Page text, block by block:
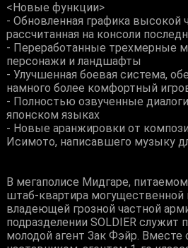
<Новые функции>
- Обновленная графика высокой
рассчитанная на консоли
- Переработанные трехмерные
персонажи и ландшафты
- Улучшенная боевая система,
намного более комфортный
- Полностью озвученные
японском языках
- Новые аранжировки от
Исимото, написавшего музыку
В мегаполисе Мидгаре,
штаб-квартира могущественной
владеющей грозной частной
подразделении SOLDIER служит
молодой агент Зак Фэйр. Вместе